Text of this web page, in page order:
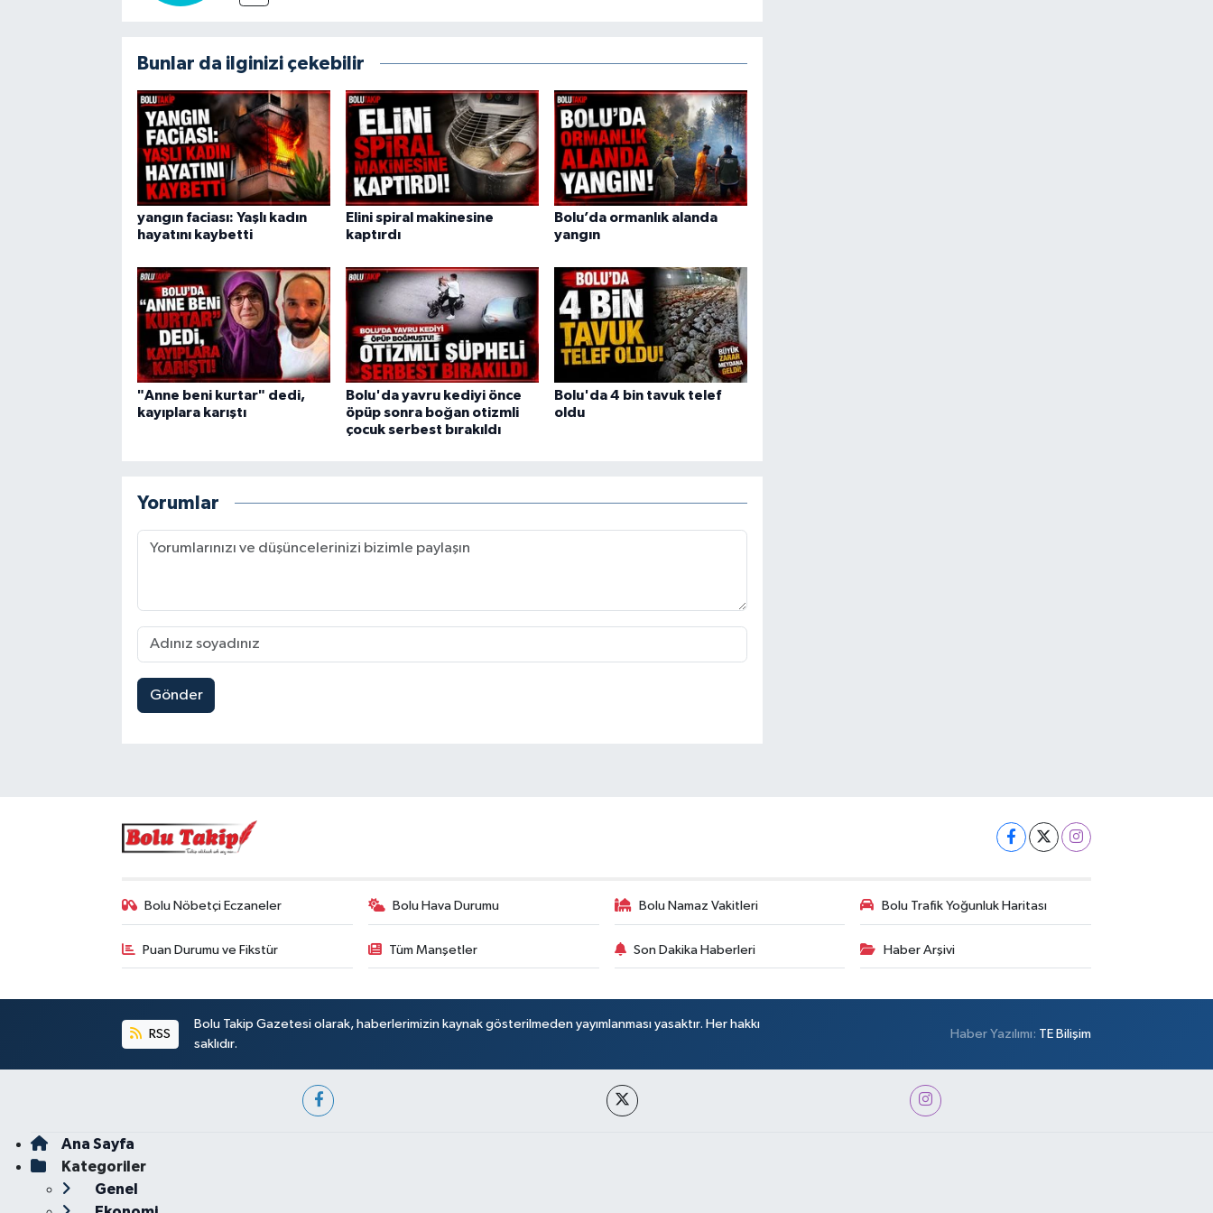
Bunlar da ilginizi çekebilir
yangın faciası: Yaşlı kadın
hayatını kaybetti
Elini spiral makinesine
kaptırdı
Bolu’da ormanlık alanda
yangın
"Anne beni kurtar" dedi,
kayıplara karıştı
Bolu'da yavru kediyi önce
öpüp sonra boğan otizmli
çocuk serbest bırakıldı
Bolu'da 4 bin tavuk telef
oldu
Yorumlar
Gönder
Bolu Nöbetçi Eczaneler Bolu Hava Durumu Bolu Namaz Vakitleri Bolu Trafik Yoğunluk Haritası
Puan Durumu ve Fikstür Tüm Manşetler Son Dakika Haberleri Haber Arşivi
RSS
Bolu Takip Gazetesi olarak, haberlerimizin kaynak gösterilmeden yayımlanması yasaktır. Her hakkı
saklıdır.
Haber Yazılımı: TE Bilişim
Ana Sayfa
Kategoriler
Genel